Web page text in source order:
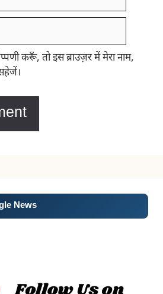
करूँ, तो इस ब्राउज़र में मेरा नाम,
News